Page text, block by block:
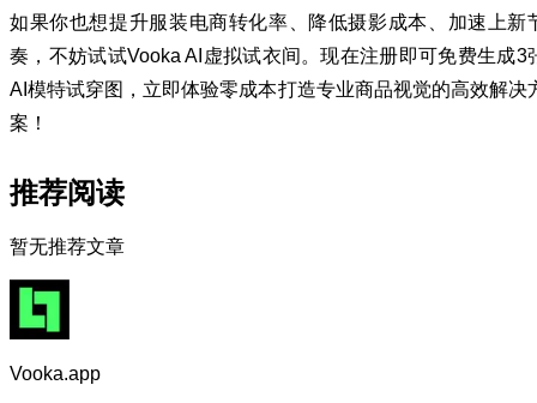
如果你也想提升服装电商转化率、降低摄影成本、加速上新
奏，不妨试试Vooka AI虚拟试衣间。现在注册即可免费生成3
AI模特试穿图，立即体验零成本打造专业商品视觉的高效解决
案！
推荐阅读
暂无推荐文章
Vooka.app